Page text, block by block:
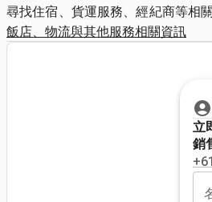
尋找住宿、貨運服務、經紀商等相
飯店、物流與其他服務相關資訊
立
銷